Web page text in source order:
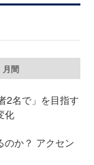
月間
2名で」を目指す
化
のか？ アクセン